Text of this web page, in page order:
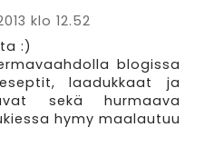
klo 12.52
:)
blogissa
laadukkaat ja
sekä hurmaava
hymy maalautuu